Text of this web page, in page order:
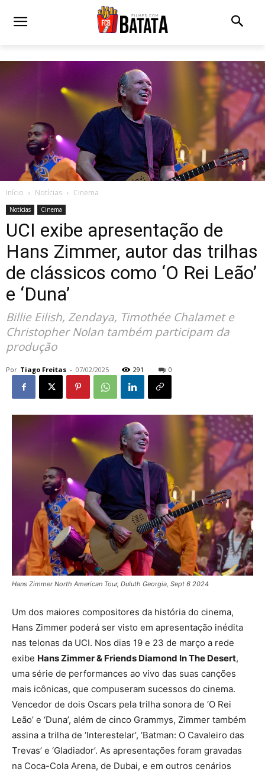
Início Notícias Cinema
Notícias Cinema
UCI exibe apresentação de
Hans Zimmer, autor das trilhas
de clássicos como ‘O Rei Leão’
e ‘Duna’
Billie Eilish, Zendaya, Timothée Chalamet e
Christopher Nolan também participam da
produção
Por Tiago Freitas - 07/02/2025 291 0
Hans Zimmer North American Tour, Duluth Georgia, Sept 6 2024
Um dos maiores compositores da história do cinema,
Hans Zimmer poderá ser visto em apresentação inédita
nas telonas da UCI. Nos dias 19 e 23 de março a rede
exibe Hans Zimmer & Friends Diamond In The Desert,
uma série de performances ao vivo das suas canções
mais icônicas, que compuseram sucessos do cinema.
Vencedor de dois Oscars pela trilha sonora de ‘O Rei
Leão’ e ‘Duna’, além de cinco Grammys, Zimmer também
assina a trilha de ‘Interestelar’, ‘Batman: O Cavaleiro das
Trevas’ e ‘Gladiador’. As apresentações foram gravadas
na Coca-Cola Arena, de Dubai, e em outros cenários